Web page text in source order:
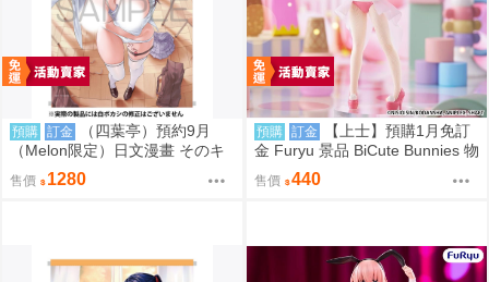
預購 訂金
（四葉亭）預約9月
（Melon限定）日文漫畫 そのキ
スは依存の味 特典：B2掛軸 煤
雲なぎ
售價 1280
預購 訂金
【上士】預購1月免訂
金 Furyu 景品 BiCute Bunnies 物
語系列 忍野忍 兔女郎
售價 440